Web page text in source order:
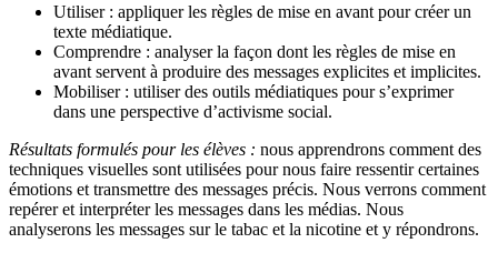
Utiliser : appliquer les règles de mise en avant pour créer un
texte médiatique.
Comprendre : analyser la façon dont les règles de mise en
avant servent à produire des messages explicites et implicites.
Mobiliser : utiliser des outils médiatiques pour s’exprimer
dans une perspective d’activisme social.
Résultats formulés pour les élèves : nous apprendrons comment des
techniques visuelles sont utilisées pour nous faire ressentir certaines
émotions et transmettre des messages précis. Nous verrons comment
repérer et interpréter les messages dans les médias. Nous
analyserons les messages sur le tabac et la nicotine et y répondrons.